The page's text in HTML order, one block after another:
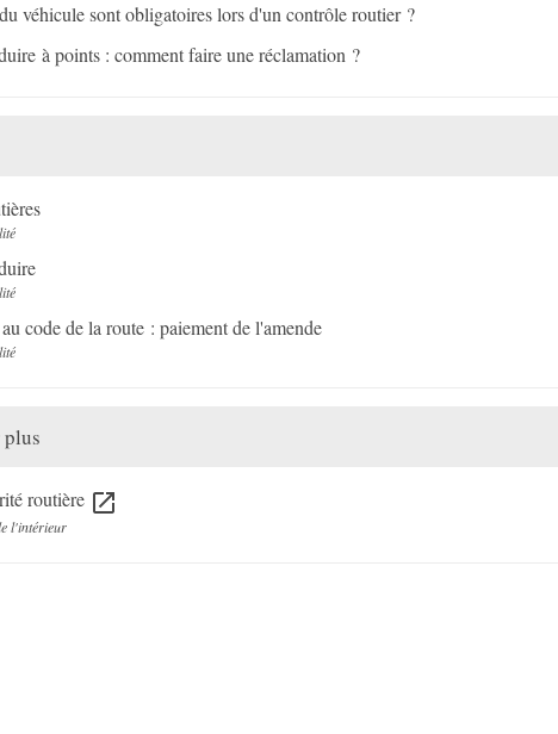
véhicule sont obligatoires lors d'un contrôle routier ?
à points : comment faire une réclamation ?
code de la route : paiement de l'amende
plus
routière open_in_new
l'intérieur